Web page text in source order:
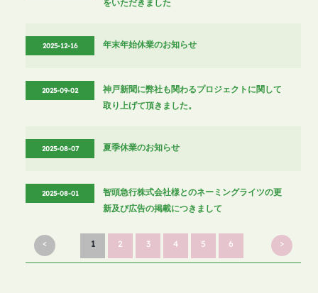
をいただきました
2025-12-16 年末年始休業のお知らせ
2025-09-02
神戸新聞に弊社も関わるプロジェクトに関して
取り上げて頂きました。
2025-08-07 夏季休業のお知らせ
2025-08-01
智頭急行株式会社様とのネーミングライツの更
新及び広告の掲載につきまして
< 1 2 3 4 5 6 >